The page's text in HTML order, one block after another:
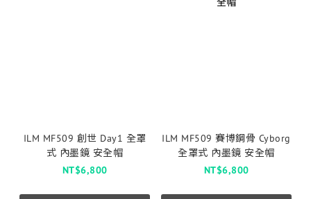
ILM MF509 創世 Day1 全罩
式 內墨鏡 安全帽
NT$6,800
ILM MF509 賽博鋼骨 Cyborg
全罩式 內墨鏡 安全帽
NT$6,800